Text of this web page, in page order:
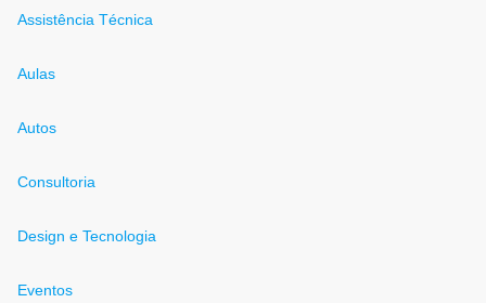
Assistência Técnica
Aulas
Autos
Consultoria
Design e Tecnologia
Eventos